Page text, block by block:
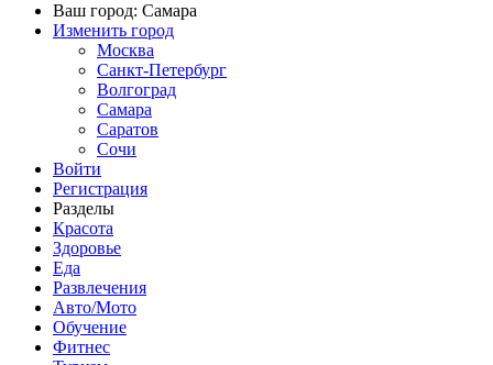
Ваш город: Самара
Изменить город
Москва
Санкт-Петербург
Волгоград
Самара
Саратов
Сочи
Войти
Регистрация
Разделы
Красота
Здоровье
Еда
Развлечения
Авто/Мото
Обучение
Фитнес